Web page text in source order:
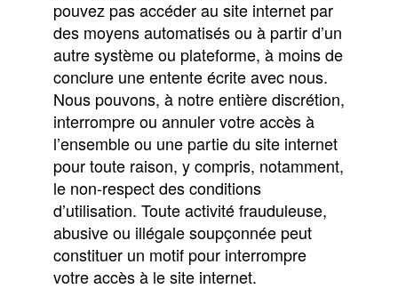
pouvez pas accéder au site internet par
des moyens automatisés ou à partir d’un
autre système ou plateforme, à moins de
conclure une entente écrite avec nous.
Nous pouvons, à notre entière discrétion,
interrompre ou annuler votre accès à
l’ensemble ou une partie du site internet
pour toute raison, y compris, notamment,
le non-respect des conditions
d’utilisation. Toute activité frauduleuse,
abusive ou illégale soupçonnée peut
constituer un motif pour interrompre
votre accès à le site internet.